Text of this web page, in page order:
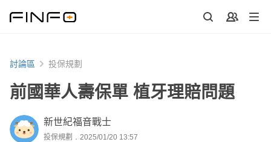
討論區 投保規劃
前國華人壽保單 植牙理賠問題
新世紀福音戰士
投保規劃．2025/01/20 13:57